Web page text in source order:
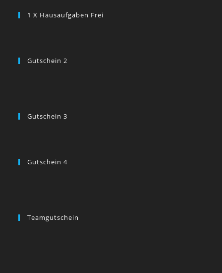
1 X Hausaufgaben Frei
Gutschein 2
Gutschein 3
Gutschein 4
Teamgutschein